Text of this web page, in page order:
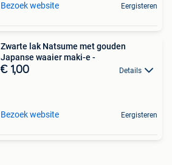
Bezoek website Eergisteren
Zwarte lak Natsume met gouden
Japanse waaier maki-e -
€ 1,00 Details
Bezoek website Eergisteren